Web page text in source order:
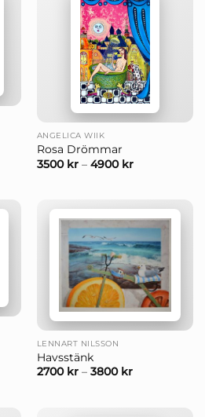
ANGELICA WIIK
Rosa Drömmar
3500 kr– 4900 kr
LENNART NILSSON
Havsstänk
2700 kr– 3800 kr